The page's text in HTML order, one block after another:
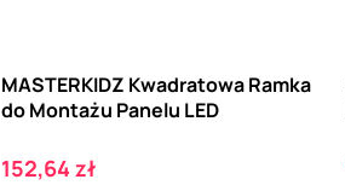
MASTERKIDZ Kwadratowa Ramka
do Montażu Panelu LED
Cena
152,64 zł